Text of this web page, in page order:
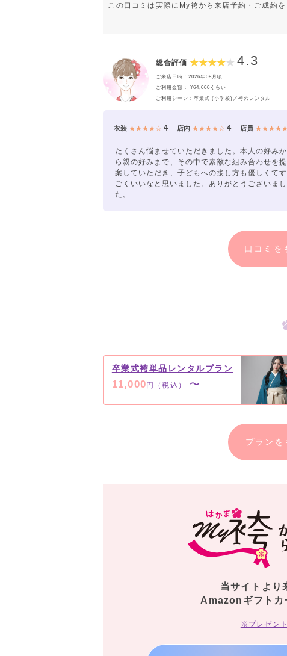
この口コミは実際にMy袴から来店予約・ご成約
総合評価 4.3
ご来店日時：2026年08月頃
ご利用金額： ¥64,000くらい
ご利用シーン：卒業式 (小学校)／袴のレンタル
衣装 ★★★★☆4 店内 ★★★★☆ 4 店員 ★★★★★
たくさん悩ませていただきました。本人の好みか
ら親の好みまで、その中で素敵な組み合わせを提
案していただき、子どもへの接し方も優しくてす
ごくいいなと思いました。ありがとうございまし
た。
口コミを
卒業式袴単品レンタルプラン
11,000円（税込） 〜
プラン
当サイトより
Amazonギフトカ
※プレゼン